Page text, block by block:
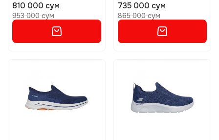
810 000 сум
953 000 сум
735 000 сум
865 000 сум